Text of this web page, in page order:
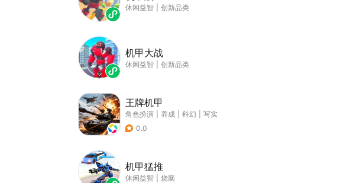
休闲益智 创新品类
机甲大战
休闲益智 创新品类
王牌机甲
角色扮演 养成 科幻
写实
0.0
机甲猛推
休闲益智 烧脑